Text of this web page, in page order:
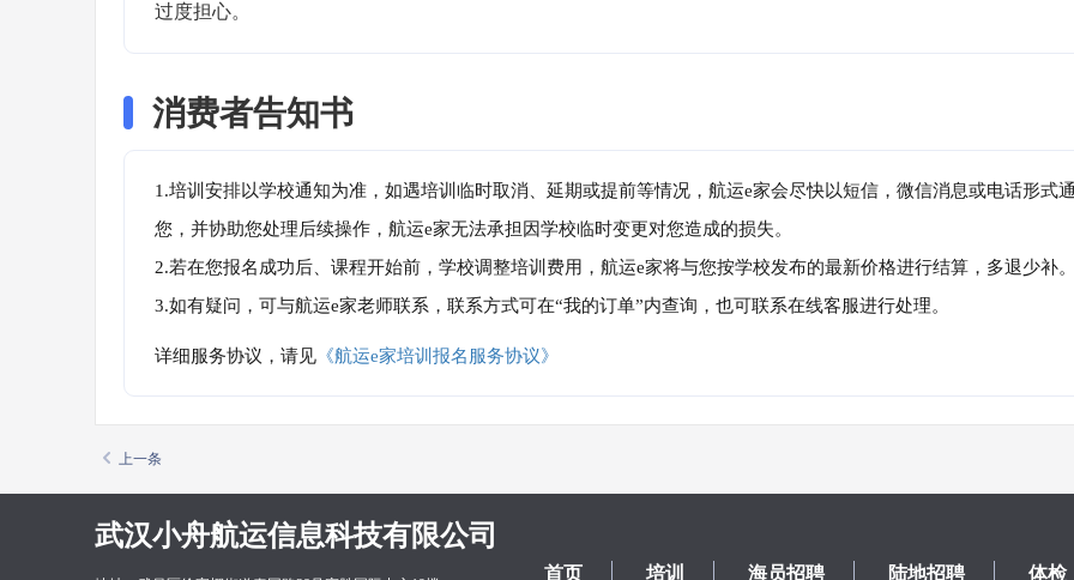
过度担心。
消费者告知书
1.培训安排以学校通知为准，如遇培训临时取消、延期或提前等情况，航运e家会尽快以短信，微信消息或电话形式
您，并协助您处理后续操作，航运e家无法承担因学校临时变更对您造成的损失。
2.若在您报名成功后、课程开始前，学校调整培训费用，航运e家将与您按学校发布的最新价格进行结算，多退少补
3.如有疑问，可与航运e家老师联系，联系方式可在“我的订单”内查询，也可联系在线客服进行处理。
详细服务协议，请见 《航运e家培训报名服务协议》
上一条
武汉小舟航运信息科技有限公司
首页 培训 海员招聘 陆地招聘 体检